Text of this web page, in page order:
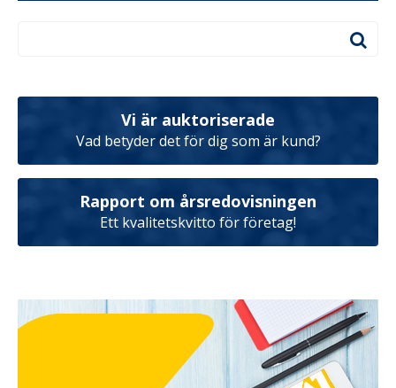
Vi är auktoriserade
Vad betyder det för dig som är kund?
Rapport om årsredovisningen
Ett kvalitetskvitto för företag!